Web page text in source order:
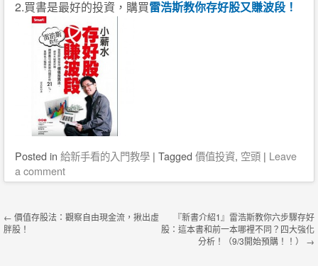
2.買書是最好的投資，購買雷浩斯教你存好股又賺波段！
Posted in 給新手看的入門教學 | Tagged 價值投資, 空頭 | Leave
a comment
← 價值存股法：觀察自由現金流，揪出虛
胖股！
『新書介紹1』雷浩斯教你六步驟存好
股：這本書和前一本哪裡不同？四大強化
分析！（9/3開始預購！！） →